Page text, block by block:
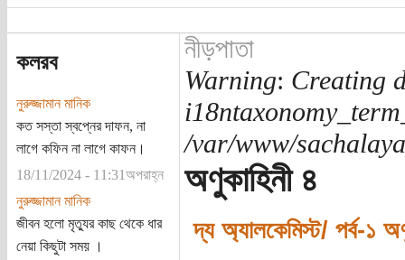
কলরব
নুরুজ্জামান মানিক
কত সস্তা স্বপ্নের দাফন, না
লাগে কফিন না লাগে কাফন।
18/11/2024 - 11:31অপরাহ্ন
নুরুজ্জামান মানিক
জীবন হলো মৃত্যুর কাছ থেকে ধার
নেয়া কিছুটা সময় ।
নীড়পাতা
Warning: Creating
/var/www/
অণুকাহিনী ৪
দ্য অ্যালকেমিস্ট/ পর্ব-১